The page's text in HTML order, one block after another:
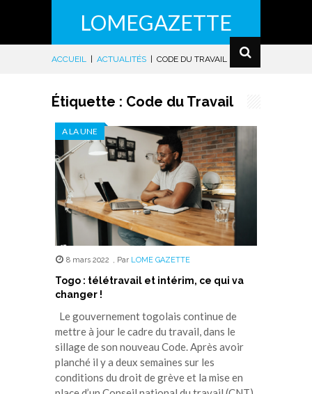
LOMEGAZETTE
ACCUEIL ACTUALITÉS CODE DU TRAVAIL
Étiquette : Code du Travail
A LA UNE
8 mars 2022 , Par LOME GAZETTE
Togo : télétravail et intérim, ce qui va
changer !
Le gouvernement togolais continue de
mettre à jour le cadre du travail, dans le
sillage de son nouveau Code. Après avoir
planché il y a deux semaines sur les
conditions du droit de grève et la mise en